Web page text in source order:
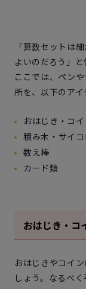
「算数セットは
よいのだろう」と
ここでは、ペン
所を、以下のアイ
おはじき・コ
積み木・サイコ
数え棒
カード類
おはじき・コ
おはじきやコイ
しょう。なるべ